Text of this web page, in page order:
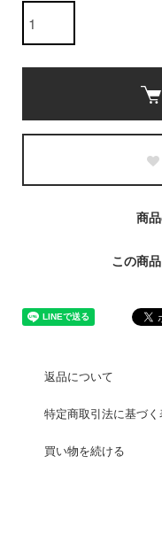
商
この商
返品について
特定商取引法に基づく
買い物を続ける